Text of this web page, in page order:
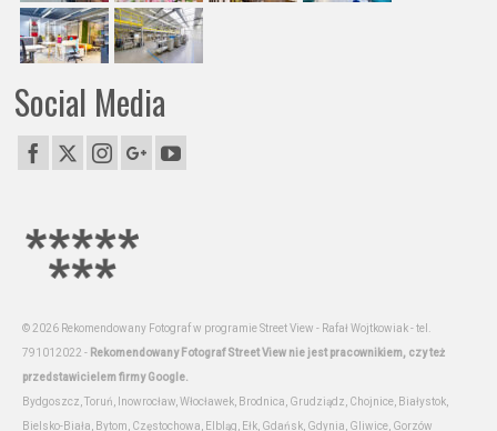
Social Media
© 2026 Rekomendowany Fotograf w programie Street View - Rafał Wojtkowiak - tel.
791012022 - Rekomendowany Fotograf Street View nie jest pracownikiem, czy też
przedstawicielem firmy Google.
Bydgoszcz, Toruń, Inowrocław, Włocławek, Brodnica, Grudziądz, Chojnice, Białystok,
Bielsko-Biała, Bytom, Częstochowa, Elbląg, Ełk, Gdańsk, Gdynia, Gliwice, Gorzów